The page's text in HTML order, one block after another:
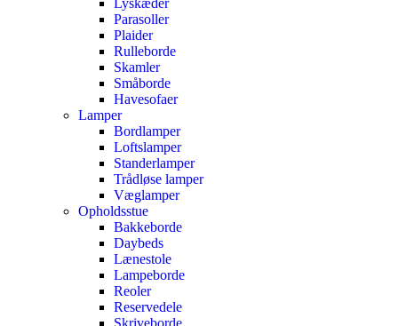
Lyskæder
Parasoller
Plaider
Rulleborde
Skamler
Småborde
Havesofaer
Lamper
Bordlamper
Loftslamper
Standerlamper
Trådløse lamper
Væglamper
Opholdsstue
Bakkeborde
Daybeds
Lænestole
Lampeborde
Reoler
Reservedele
Skriveborde